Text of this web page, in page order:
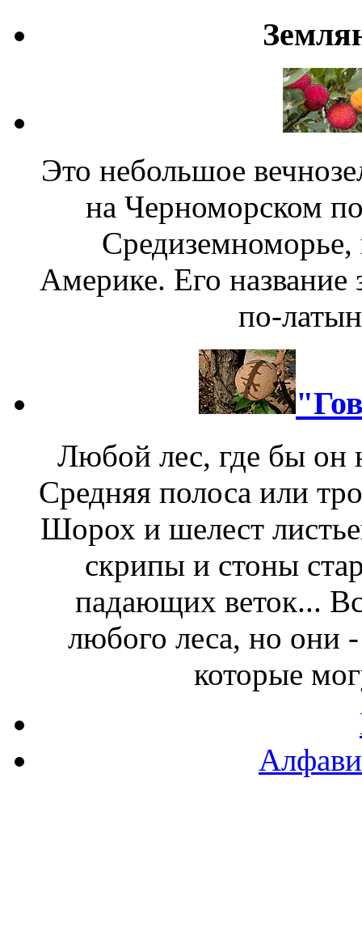
Это небольшое
на Черноморском
Америке. Его
по-
Любой лес, где бы он
Средняя полоса или
Шорох и шелест
скрипы и стоны
падающих веток...
любого леса, но они
которые